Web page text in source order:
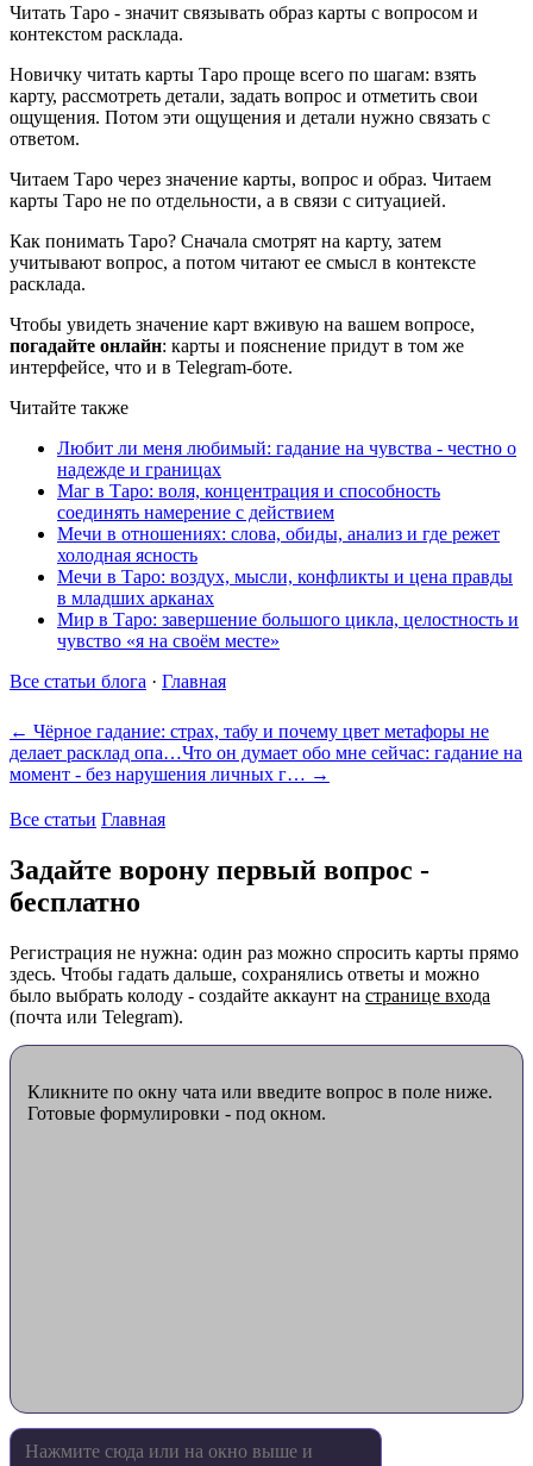
Читать Таро - значит связывать образ карты с вопросом и
контекстом расклада.
Новичку читать карты Таро проще всего по шагам: взять
карту, рассмотреть детали, задать вопрос и отметить свои
ощущения. Потом эти ощущения и детали нужно связать с
ответом.
Читаем Таро через значение карты, вопрос и образ. Читаем
карты Таро не по отдельности, а в связи с ситуацией.
Как понимать Таро? Сначала смотрят на карту, затем
учитывают вопрос, а потом читают ее смысл в контексте
расклада.
Чтобы увидеть значение карт вживую на вашем вопросе,
погадайте онлайн: карты и пояснение придут в том же
интерфейсе, что и в Telegram-боте.
Читайте также
Любит ли меня любимый: гадание на чувства - честно о
надежде и границах
Маг в Таро: воля, концентрация и способность
соединять намерение с действием
Мечи в отношениях: слова, обиды, анализ и где режет
холодная ясность
Мечи в Таро: воздух, мысли, конфликты и цена правды
в младших арканах
Мир в Таро: завершение большого цикла, целостность и
чувство «я на своём месте»
Все статьи блога · Главная
← Чёрное гадание: страх, табу и почему цвет метафоры не
делает расклад опа…Что он думает обо мне сейчас: гадание на
момент - без нарушения личных г… →
Все статьи Главная
Задайте ворону первый вопрос -
бесплатно
Регистрация не нужна: один раз можно спросить карты прямо
здесь. Чтобы гадать дальше, сохранялись ответы и можно
было выбрать колоду - создайте аккаунт на странице входа
(почта или Telegram).
Кликните по окну чата или введите вопрос в поле ниже.
Готовые формулировки - под окном.